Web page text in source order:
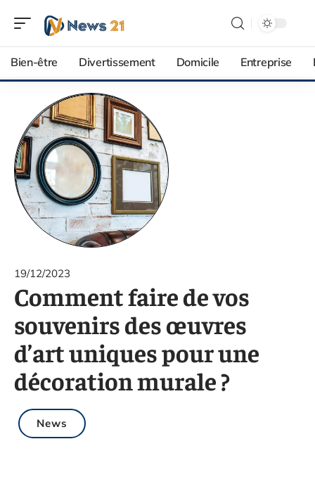
Bien-être Divertissement Domicile Entreprise
19/12/2023
Comment faire de vos
souvenirs des œuvres
d’art uniques pour une
décoration murale ?
News